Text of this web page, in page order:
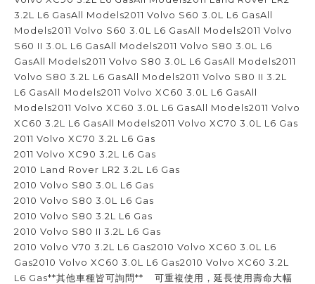
3.2L L6 GasAll Models2011 Volvo S60 3.0L L6 GasAll
Models2011 Volvo S60 3.0L L6 GasAll Models2011 Volvo
S60 II 3.0L L6 GasAll Models2011 Volvo S80 3.0L L6
GasAll Models2011 Volvo S80 3.0L L6 GasAll Models2011
Volvo S80 3.2L L6 GasAll Models2011 Volvo S80 II 3.2L
L6 GasAll Models2011 Volvo XC60 3.0L L6 GasAll
Models2011 Volvo XC60 3.0L L6 GasAll Models2011 Volvo
XC60 3.2L L6 GasAll Models2011 Volvo XC70 3.0L L6 Gas
2011 Volvo XC70 3.2L L6 Gas
2011 Volvo XC90 3.2L L6 Gas
2010 Land Rover LR2 3.2L L6 Gas
2010 Volvo S80 3.0L L6 Gas
2010 Volvo S80 3.0L L6 Gas
2010 Volvo S80 3.2L L6 Gas
2010 Volvo S80 II 3.2L L6 Gas
2010 Volvo V70 3.2L L6 Gas2010 Volvo XC60 3.0L L6
Gas2010 Volvo XC60 3.0L L6 Gas2010 Volvo XC60 3.2L
L6 Gas**其他車種皆可詢問** 可重複使用，延長使用壽命大幅